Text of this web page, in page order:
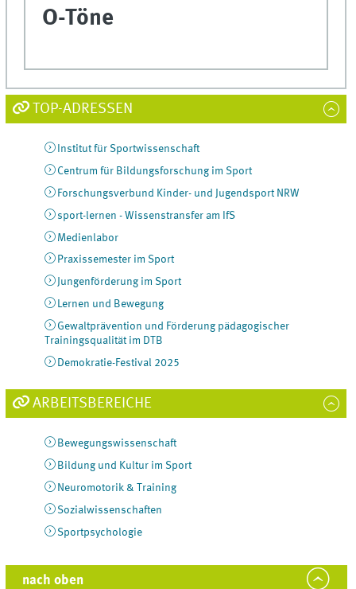
O-Töne
TOP-ADRESSEN
Institut für Sportwissenschaft
Centrum für Bildungsforschung im Sport
Forschungsverbund Kinder- und Jugendsport NRW
sport-lernen - Wissenstransfer am IfS
Medienlabor
Praxissemester im Sport
Jungenförderung im Sport
Lernen und Bewegung
Gewaltprävention und Förderung pädagogischer
Trainingsqualität im DTB
Demokratie-Festival 2025
ARBEITSBEREICHE
Bewegungswissenschaft
Bildung und Kultur im Sport
Neuromotorik & Training
Sozialwissenschaften
Sportpsychologie
nach oben